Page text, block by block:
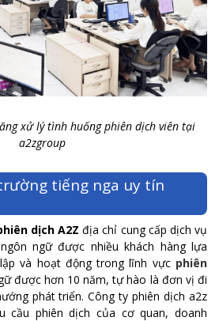
xử lý tình huống phiên dịch viên tại
a2zgroup
tiếng nga uy tín
dịch A2Z địa chỉ cung cấp dịch vụ
ngữ được nhiều khách hàng lựa
và hoạt động trong lĩnh vực phiên
được hơn 10 năm, tự hào là đơn vị đi
phát triển. Công ty phiên dịch a2z
cầu phiên dịch của cơ quan, doanh